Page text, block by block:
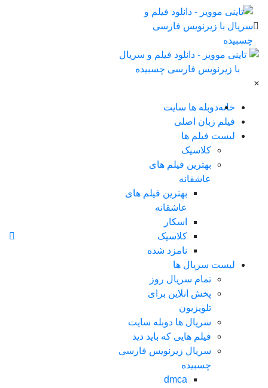
×
خانهدوبله ها سایت
فیلم زبان اصلی
لیست فیلم ها
کلاسیک
بهترین فیلم های
عاشقانه
بهترین فیلم های
عاشقانه
اسکار
کلاسیک
نامزد شده
لیست سریال ها
تمام سریال روز
پخش انلاین برای
تلویزیون
سریال ها دوبله سایت
فیلم هایی که باید دید
سریال زیرنویس فارسی
چسبیده
dmca